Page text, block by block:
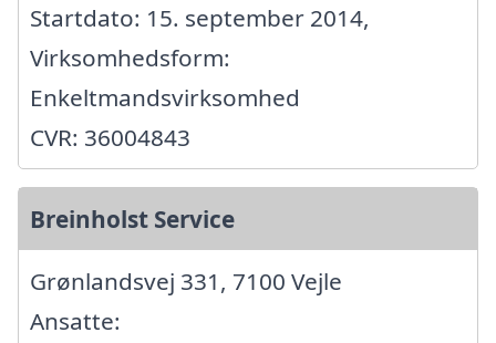
Startdato: 15. september 2014,
Virksomhedsform:
Enkeltmandsvirksomhed
CVR: 36004843
Breinholst Service
Grønlandsvej 331, 7100 Vejle
Ansatte: